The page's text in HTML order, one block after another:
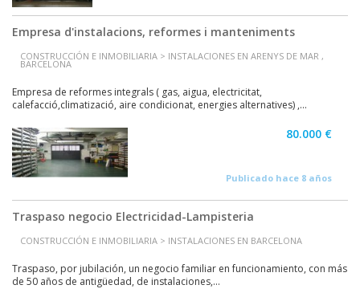
Empresa d'instalacions, reformes i manteniments
CONSTRUCCIÓN E INMOBILIARIA > INSTALACIONES EN ARENYS DE MAR ,
BARCELONA
Empresa de reformes integrals ( gas, aigua, electricitat,
calefacció,climatizació, aire condicionat, energies alternatives) ,...
80.000 €
Publicado hace 8 años
Traspaso negocio Electricidad-Lampisteria
CONSTRUCCIÓN E INMOBILIARIA > INSTALACIONES EN BARCELONA
Traspaso, por jubilación, un negocio familiar en funcionamiento, con más
de 50 años de antigüedad, de instalaciones,...